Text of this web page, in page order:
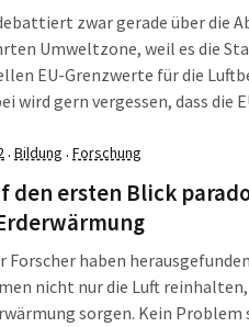
zwar gerade über die
Umweltzone, weil es die
EU-Grenzwerte für die
wird gern vergessen, dass die
Luftreinhaltepläne mit
· Bildung · Forschung
den ersten Blick
Forscher haben
nicht nur die Luft
sorgen. Kein